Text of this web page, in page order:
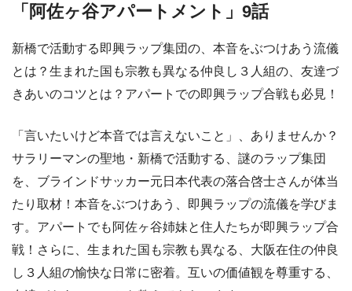
「阿佐ヶ谷アパートメント」9話
新橋で活動する即興ラップ集団の、本音をぶつけあう流儀
とは？生まれた国も宗教も異なる仲良し３人組の、友達づ
きあいのコツとは？アパートでの即興ラップ合戦も必見！
「言いたいけど本音では言えないこと」、ありませんか？
サラリーマンの聖地・新橋で活動する、謎のラップ集団
を、ブラインドサッカー元日本代表の落合啓士さんが体当
たり取材！本音をぶつけあう、即興ラップの流儀を学びま
す。アパートでも阿佐ヶ谷姉妹と住人たちが即興ラップ合
戦！さらに、生まれた国も宗教も異なる、大阪在住の仲良
し３人組の愉快な日常に密着。互いの価値観を尊重する、